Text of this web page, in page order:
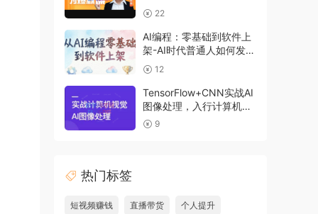
22
AI编程：零基础到软件上
架-AI时代普通人如何发布
软件
12
TensorFlow+CNN实战AI
图像处理，入行计算机视
觉 9
热门标签
短视频赚钱 直播带货 个人提升